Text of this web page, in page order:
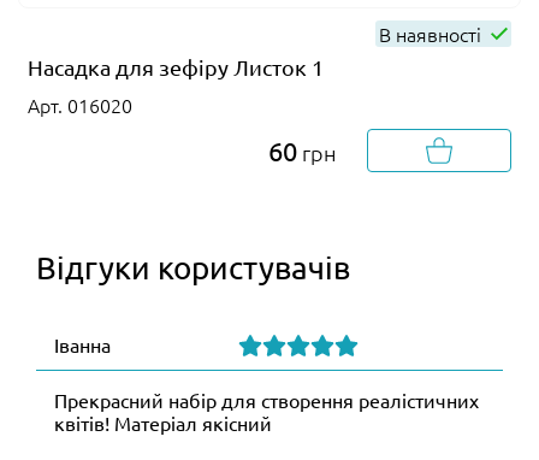
В наявності
Насадка для зефіру Листок 1
Арт. 016020
60 грн
Відгуки користувачів
Іванна
Прекрасний набір для створення реалістичних
квітів! Матеріал якісний